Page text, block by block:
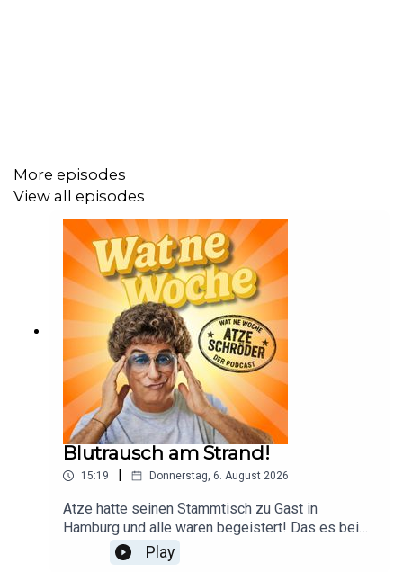
More episodes
View all episodes
Blutrausch am Strand!
15:19 Donnerstag, 6. August 2026
Atze hatte seinen Stammtisch zu Gast in
Hamburg und alle waren begeistert! Das es bei
diesem durstigen Gemetzel auch zu Opfern
kommen kann, ist von vornherein mit eingepreist.
Play